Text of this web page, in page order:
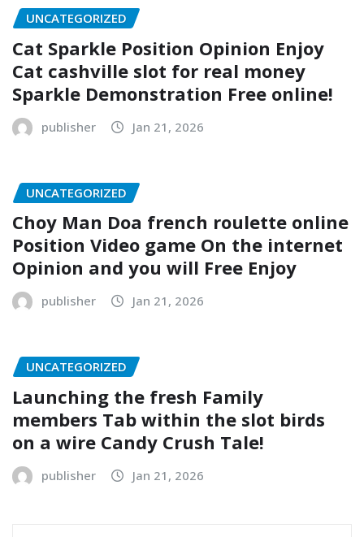
UNCATEGORIZED
Cat Sparkle Position Opinion Enjoy
Cat cashville slot for real money
Sparkle Demonstration Free online!
publisher Jan 21, 2026
UNCATEGORIZED
Choy Man Doa french roulette online
Position Video game On the internet
Opinion and you will Free Enjoy
publisher Jan 21, 2026
UNCATEGORIZED
Launching the fresh Family
members Tab within the slot birds
on a wire Candy Crush Tale!
publisher Jan 21, 2026